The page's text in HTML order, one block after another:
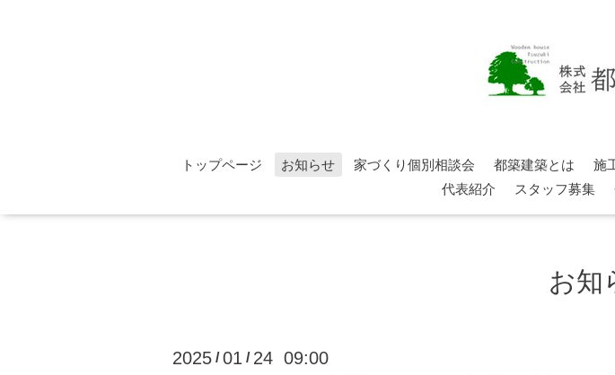
トップページ お知らせ 家づくり個別相談会 都築建築とは 施
代表紹介
スタッフ募集
お知
2025 /01 / 24 09:00